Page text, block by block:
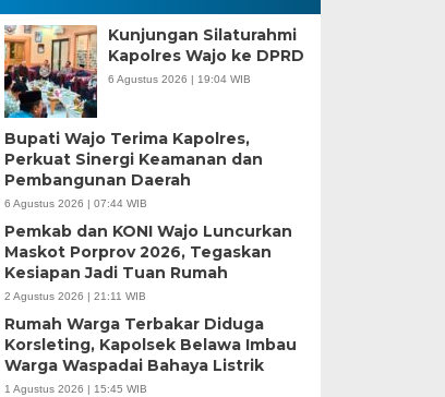
Kunjungan Silaturahmi
Kapolres Wajo ke DPRD
6 Agustus 2026 | 19:04 WIB
Bupati Wajo Terima Kapolres,
Perkuat Sinergi Keamanan dan
Pembangunan Daerah
6 Agustus 2026 | 07:44 WIB
Pemkab dan KONI Wajo Luncurkan
Maskot Porprov 2026, Tegaskan
Kesiapan Jadi Tuan Rumah
2 Agustus 2026 | 21:11 WIB
Rumah Warga Terbakar Diduga
Korsleting, Kapolsek Belawa Imbau
Warga Waspadai Bahaya Listrik
1 Agustus 2026 | 15:45 WIB